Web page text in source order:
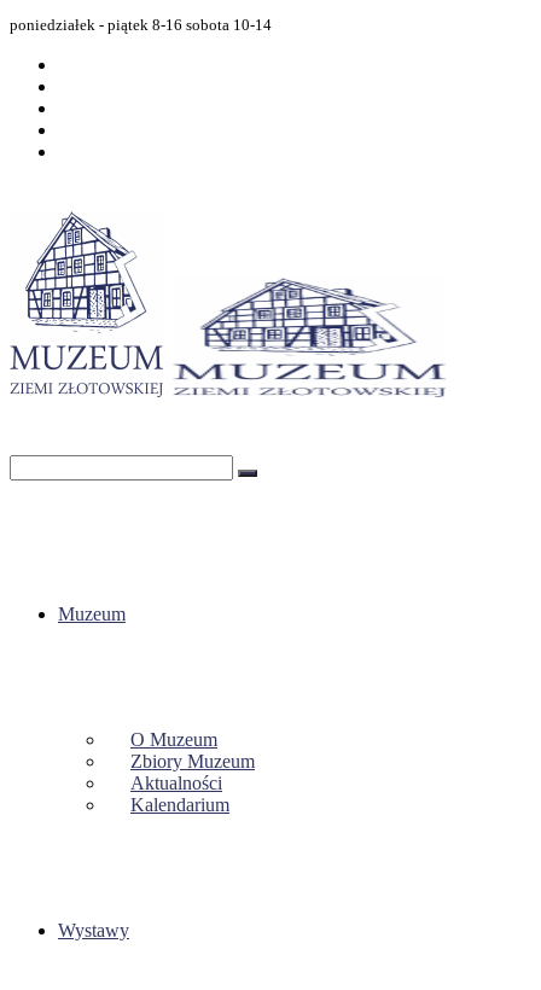
poniedziałek - piątek 8-16 sobota 10-14
Muzeum
O Muzeum
Zbiory Muzeum
Aktualności
Kalendarium
Wystawy